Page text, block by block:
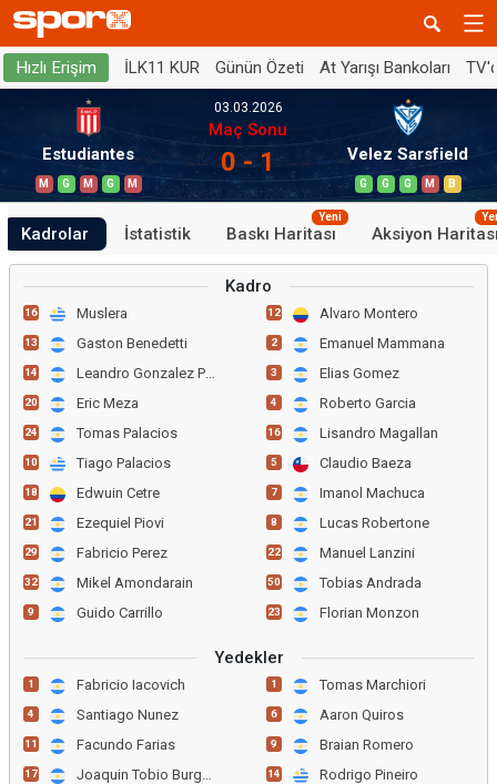
Hızlı Erişim İLK11 KUR Günün Özeti At Yarışı Bankoları
Estudiantes
M G M G M
03.03.2026
Maç Sonu
0 - 1 Velez Sarsfield
G G G M B
Kadrolar İstatistik Baskı Haritası
Yeni
Aksiyon
Kadro
16 Muslera
13 Gaston Benedetti
14 Leandro Gonzalez Pirez
20 Eric Meza
24 Tomas Palacios
10 Tiago Palacios
18 Edwuin Cetre
21 Ezequiel Piovi
29 Fabricio Perez
32 Mikel Amondarain
9 Guido Carrillo
12 Alvaro Montero
2 Emanuel Mammana
3 Elias Gomez
4 Roberto Garcia
16 Lisandro Magallan
5 Claudio Baeza
7 Imanol Machuca
8 Lucas Robertone
22 Manuel Lanzini
50 Tobias Andrada
23 Florian Monzon
Yedekler
1 Fabricio Iacovich
4 Santiago Nunez
11 Facundo Farias
17 Joaquin Tobio Burgos
1 Tomas Marchiori
6 Aaron Quiros
9 Braian Romero
14 Rodrigo Pineiro